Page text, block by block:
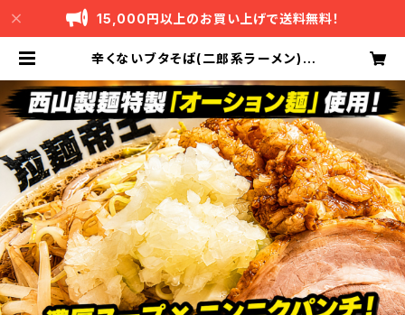
15,000円以上のお買い上げで送料無料！
辛くないブタそば(二郎系ラーメン) |